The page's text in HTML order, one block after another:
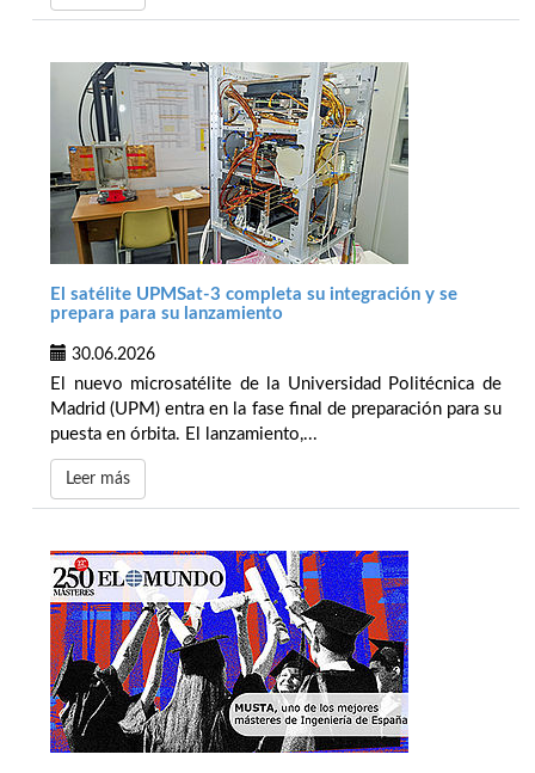
El satélite UPMSat-3 completa su integración y se
prepara para su lanzamiento
30.06.2026
El nuevo microsatélite de la Universidad Politécnica de
Madrid (UPM) entra en la fase final de preparación para su
puesta en órbita. El lanzamiento,...
Leer más